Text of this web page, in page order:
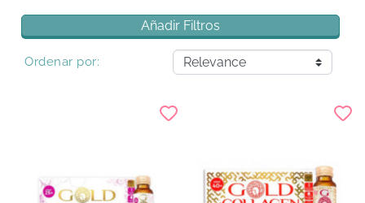
Añadir Filtros
Ordenar por: